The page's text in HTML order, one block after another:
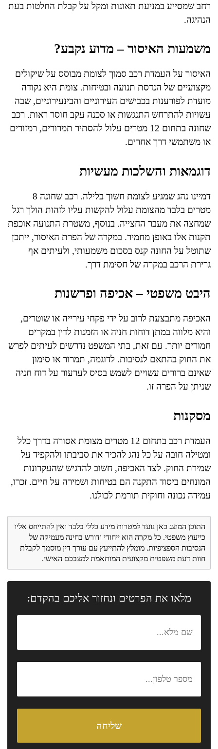
רחב שמסייע במניעת תאונות ומקל על קבלת החלטות בעת
הנהיגה.
משמעות האיסור – מדוע נקבע?
האיסור על העמדת רכב סמוך לצומת מבוסס על שיקולים
מקצועיים של הנדסת תנועה ובטיחות. צומת היא נקודה
מועדת לפורענות בכבישים העירוניים והבינעירוניים, שבה
עשויות להתרחש התנגשות או סכנה עקב חוסר ראות. רכב
שחונה בתחום 12 מטרים עלול להסתיר תמרורים, רמזורים
או משתמשי דרך אחרים.
דוגמאות והשלכות מעשיות
דמיינו נהג שמגיע לצומת חשוך בלילה. רכב שחונה 8
מטרים בלבד מהצומת עלול להקשות עליו לזהות הולך רגל
שמחצה את מעבר החצייה. בנוסף, משטרת התנועה אוכפת
תקנות אלו באופן מחמיר. במקרה של הפרת האיסור, ייתכן
שתוטל על החונה קנס בסכום משמעותי, ולעיתים אף
גרירת הרכב במקרה של חסימת דרך.
היבט משפטי – אכיפה ופרשנות
האכיפה מתבצעת לרוב על ידי פקחי עירייה או שוטרים,
והיא מלווה במתן דוחות חניה או הזמנות לדין במקרים
חמורים יותר. עם זאת, בתי המשפט נדרשים לעיתים לפרש
את החוק בהתאם לנסיבות. לדוגמה, תמרור או סימון
שאינם ברורים עשויים לשמש בסיס לערעור על דוח חניה
שניתן על הפרה זו.
מסקנות
העמדת רכב בתחום 12 מטרים מצומת אסורה בדרך כלל
ומטילה חובה על כל נהג להכיר את סביבתו ולהקפיד על
שמירת החוק. לצד האכיפה, חשוב להדגיש שהעקרונות
המונחים ביסוד התקנה הם בטיחות ושמירה על חיים. זכרו,
עמידה נכונה וחוקית תורמת לכולנו.
התוכן המוצג כאן נועד למטרות מידע כללי בלבד ואין להתייחס אליו
כייעוץ משפטי. כל מקרה הוא ייחודי ודורש בחינה מעמיקה של
הנסיבות הספציפיות. מומלץ להתייעץ עם עורך דין מוסמך לקבלת
חוות דעת משפטית מקצועית המותאמת למצבכם האישי.
מלאו את הפרטים ונחזור אליכם בהקדם: